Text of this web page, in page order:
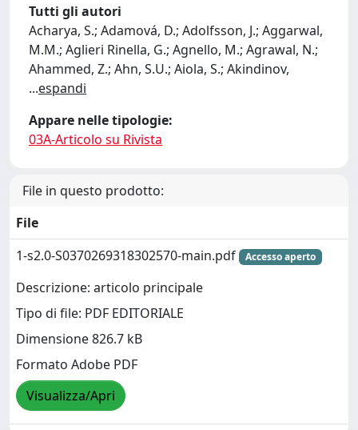
Tutti gli autori
Acharya, S.; Adamová, D.; Adolfsson, J.; Aggarwal,
M.M.; Aglieri Rinella, G.; Agnello, M.; Agrawal, N.;
Ahammed, Z.; Ahn, S.U.; Aiola, S.; Akindinov,
...espandi
Appare nelle tipologie:
03A-Articolo su Rivista
File in questo prodotto:
File
1-s2.0-S0370269318302570-main.pdf
Accesso aperto
Descrizione: articolo principale
Tipo di file: PDF EDITORIALE
Dimensione 826.7 kB
Formato Adobe PDF
Visualizza/Apri